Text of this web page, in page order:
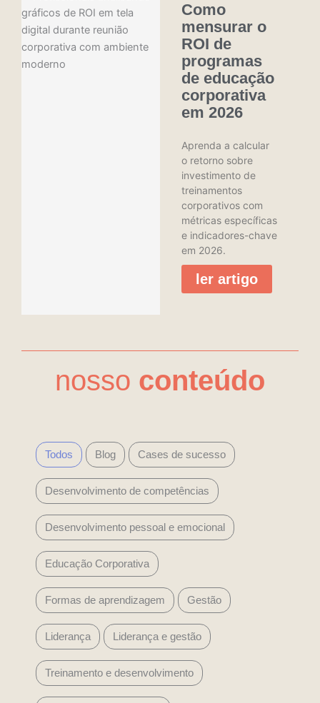
s
a
r
Como
mensurar o
ROI de
programas
de educação
corporativa
em 2026
Aprenda a calcular
o retorno sobre
investimento de
treinamentos
corporativos com
métricas específicas
e indicadores-chave
em 2026.
ler artigo
nosso conteúdo
Todos Blog Cases de sucesso
Desenvolvimento de competências
Desenvolvimento pessoal e emocional
Educação Corporativa
Formas de aprendizagem Gestão
Liderança Liderança e gestão
Treinamento e desenvolvimento